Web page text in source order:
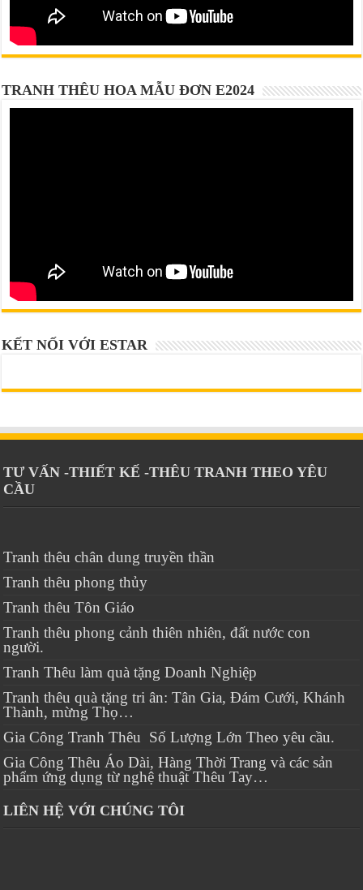
TRANH THÊU HOA MẪU ĐƠN E2024
KẾT NỐI VỚI ESTAR
TƯ VẤN -THIẾT KẾ -THÊU TRANH THEO YÊU
CẦU
Tranh thêu chân dung truyền thần
Tranh thêu phong thủy
Tranh thêu Tôn Giáo
Tranh thêu phong cảnh thiên nhiên, đất nước con
người.
Tranh Thêu làm quà tặng Doanh Nghiệp
Tranh thêu quà tặng tri ân: Tân Gia, Đám Cưới, Khánh
Thành, mừng Thọ…
Gia Công Tranh Thêu Số Lượng Lớn Theo yêu cầu.
Gia Công Thêu Áo Dài, Hàng Thời Trang và các sản
phẩm ứng dụng từ nghệ thuật Thêu Tay…
LIÊN HỆ VỚI CHÚNG TÔI